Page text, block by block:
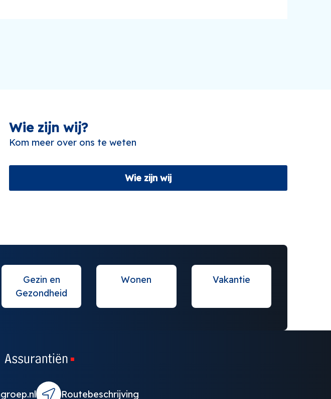
Wie zijn wij?
Kom meer over ons te weten
Wie zijn wij
Gezin en
Gezondheid
Wonen Vakantie
Routebeschrijving